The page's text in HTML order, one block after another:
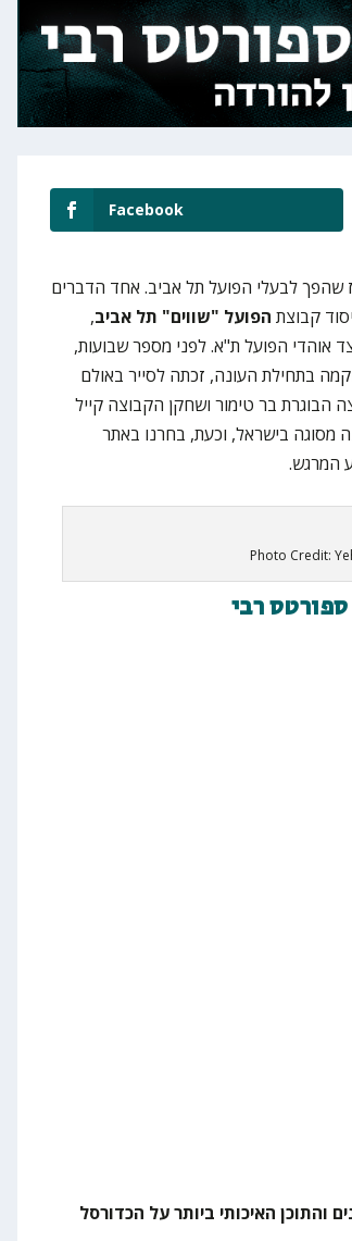
Facebook
שהפך לבעלי הפועל תל אביב. אחד הדברים
קבוצת הפועל "שווים" תל אביב,
אוהדי הפועל ת"א. לפני מספר שבועות,
בתחילת העונה, זכתה לסייר באולם
הבוגרת בר טימור ושחקן הקבוצה קייל
מסוגה בישראל, וכעת, בחרנו באתר
המרגש.
Photo Credit:
רבי
והתוכן האיכותי ביותר על הכדורסל